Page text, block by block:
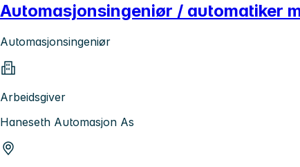
Automasjonsingeniør / automatiker
Automasjonsingeniør
Arbeidsgiver
Haneseth Automasjon As